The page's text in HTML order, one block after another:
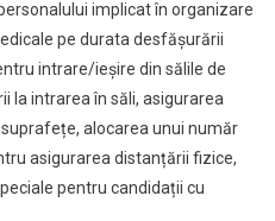
Rezidențiat
implicat în organizare
pe durata desfășurării
intrare/ieșire din sălile de
la intrarea în săli, asigurarea
alocarea unui număr
asigurarea distanțării fizice,
pentru candidații cu